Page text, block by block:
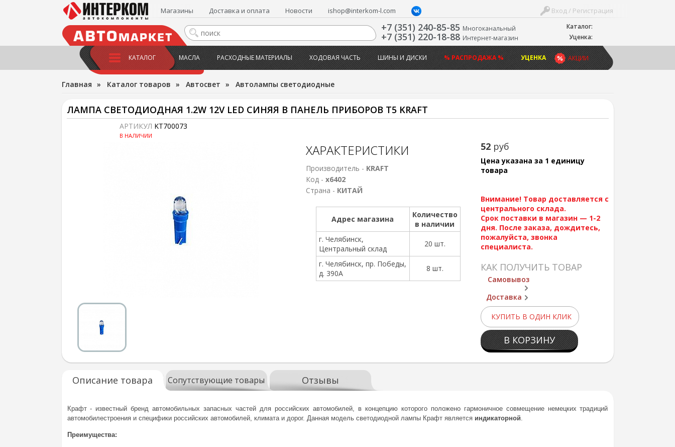
Каталог:
Уценка:
Вход / Регистрация
Магазины Доставка и оплата Новости ishop@interkom-l.com
+7 (351) 240-85-85 Многоканальный
+7 (351) 220-18-88 Интернет-магазин
АКЦИИ
КАТАЛОГ МАСЛА РАСХОДНЫЕ МАТЕРИАЛЫ ХОДОВАЯ ЧАСТЬ ШИНЫ И ДИСКИ % РАСПРОДАЖА % УЦЕНКА
Главная » Каталог товаров » Автосвет » Автолампы светодиодные
ЛАМПА СВЕТОДИОДНАЯ 1.2W 12V LED СИНЯЯ В ПАНЕЛЬ ПРИБОРОВ T5 KRAFT
АРТИКУЛ KT700073
В НАЛИЧИИ
52 руб
Цена указана за 1 единицу
товара
Внимание! Товар доставляется с
центрального склада.
Срок поставки в магазин — 1-2
дня. После заказа, дождитесь,
пожалуйста, звонка
специалиста.
КАК ПОЛУЧИТЬ ТОВАР
Самовывоз
Доставка
КУПИТЬ В ОДИН КЛИК
В КОРЗИНУ
ХАРАКТЕРИСТИКИ
Производитель - KRAFT
Код - х6402
Страна - КИТАЙ
Адрес магазина
Количество
в наличии
г. Челябинск,
Центральный склад
20 шт.
г. Челябинск, пр. Победы,
д. 390А
8 шт.
Описание товара Сопутствующие товары Отзывы
Крафт - известный бренд автомобильных запасных частей для российских автомобилей, в концепцию которого положено гармоничное совмещение немецких традиций
автомобилестроения и специфики российских автомобилей, климата и дорог. Данная модель светодиодной лампы Крафт является индикаторной.
Преимущества: